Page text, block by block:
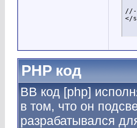
</
PHP код
BB код [php]
в том, что он
разрабатывался